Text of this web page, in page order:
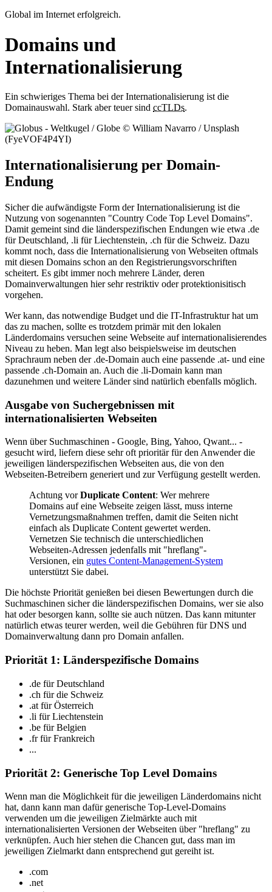
Global im Internet erfolgreich.
Domains und
Internationalisierung
Ein schwieriges Thema bei der Internationalisierung ist die
Domainauswahl. Stark aber teuer sind ccTLDs.
Internationalisierung per Domain-
Endung
Sicher die aufwändigste Form der Internationalisierung ist die
Nutzung von sogenannten "Country Code Top Level Domains".
Damit gemeint sind die länderspezifischen Endungen wie etwa .de
für Deutschland, .li für Liechtenstein, .ch für die Schweiz. Dazu
kommt noch, dass die Internationalisierung von Webseiten oftmals
mit diesen Domains schon an den Registrierungsvorschriften
scheitert. Es gibt immer noch mehrere Länder, deren
Domainverwaltungen hier sehr restriktiv oder protektionisitisch
vorgehen.
Wer kann, das notwendige Budget und die IT-Infrastruktur hat um
das zu machen, sollte es trotzdem primär mit den lokalen
Länderdomains versuchen seine Webseite auf internationalisierendes
Niveau zu heben. Man legt also beispielsweise im deutschen
Sprachraum neben der .de-Domain auch eine passende .at- und eine
passende .ch-Domain an. Auch die .li-Domain kann man
dazunehmen und weitere Länder sind natürlich ebenfalls möglich.
Ausgabe von Suchergebnissen mit
internationalisierten Webseiten
Wenn über Suchmaschinen - Google, Bing, Yahoo, Qwant... -
gesucht wird, liefern diese sehr oft prioritär für den Anwender die
jeweiligen länderspezifischen Webseiten aus, die von den
Webseiten-Betreibern generiert und zur Verfügung gestellt werden.
Achtung vorDuplicate Content: Wer mehrere
Domains auf eine Webseite zeigen lässt, muss interne
Vernetzungsmaßnahmen treffen, damit die Seiten nicht
einfach als Duplicate Content gewertet werden.
Vernetzen Sie technisch die unterschiedlichen
Webseiten-Adressen jedenfalls mit "hreflang"-
Versionen, ein gutes Content-Management-System
unterstützt Sie dabei.
Die höchste Priorität genießen bei diesen Bewertungen durch die
Suchmaschinen sicher die länderspezifischen Domains, wer sie also
hat oder besorgen kann, sollte sie auch nützen. Das kann mitunter
natürlich etwas teurer werden, weil die Gebühren für DNS und
Domainverwaltung dann pro Domain anfallen.
Priorität 1: Länderspezifische Domains
.de für Deutschland
.ch für die Schweiz
.at für Österreich
.li für Liechtenstein
.be für Belgien
.fr für Frankreich
...
Priorität 2: Generische Top Level Domains
Wenn man die Möglichkeit für die jeweiligen Länderdomains nicht
hat, dann kann man dafür generische Top-Level-Domains
verwenden um die jeweiligen Zielmärkte auch mit
internationalisierten Versionen der Webseiten über "hreflang" zu
verknüpfen. Auch hier stehen die Chancen gut, dass man im
jeweiligen Zielmarkt dann entsprechend gut gereiht ist.
.com
.net